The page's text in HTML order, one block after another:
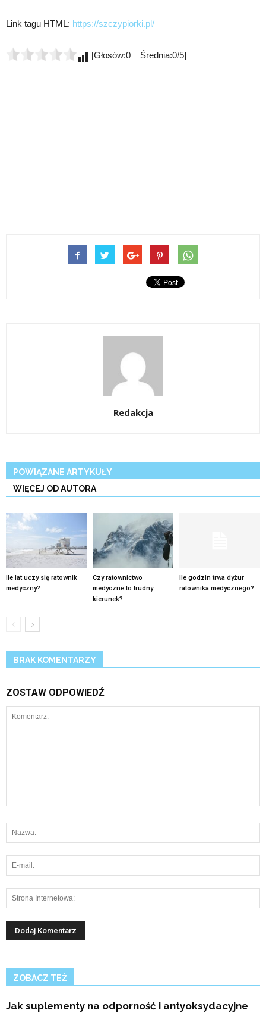
Link tagu HTML: https://szczypiorki.pl/
[Głosów:0 Średnia:0/5]
Redakcja
POWIĄZANE ARTYKUŁY
WIĘCEJ OD AUTORA
Ile lat uczy się ratownik
medyczny?
Czy ratownictwo
medyczne to trudny
kierunek?
Ile godzin trwa dyżur
ratownika medycznego?
BRAK KOMENTARZY
ZOSTAW ODPOWIEDŹ
ZOBACZ TEŻ
Jak suplementy na odporność i antyoksydacyjne